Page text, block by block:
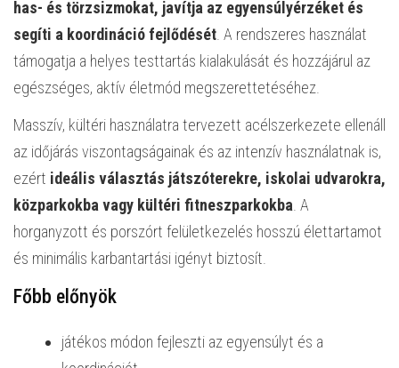
has- és törzsizmokat, javítja az egyensúlyérzéket és
segíti a koordináció fejlődését . A rendszeres használat
támogatja a helyes testtartás kialakulását és hozzájárul az
egészséges, aktív életmód megszerettetéséhez.
Masszív, kültéri használatra tervezett acélszerkezete ellenáll
az időjárás viszontagságainak és az intenzív használatnak is,
ezért ideális választás játszóterekre, iskolai udvarokra,
közparkokba vagy kültéri fitneszparkokba . A
horganyzott és porszórt felületkezelés hosszú élettartamot
és minimális karbantartási igényt biztosít.
Főbb előnyök
játékos módon fejleszti az egyensúlyt és a